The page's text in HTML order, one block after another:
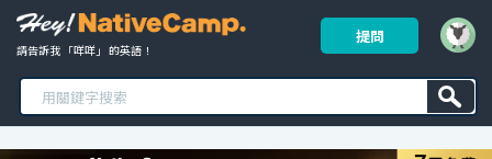
請告訴我 「咩咩」 的英語！
提問